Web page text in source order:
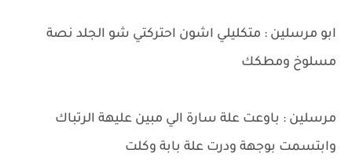
ابو مرسلين : متكليلي اشون احتركتي شو الجلد نصة
مسلوخ ومطكك
مرسلين : باوعت علة سارة الي مبين عليهة الرتباك
وابتسمت بوجهة ودرت علة بابة وكلت